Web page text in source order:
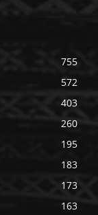
755
572
403
260
195
183
173
163